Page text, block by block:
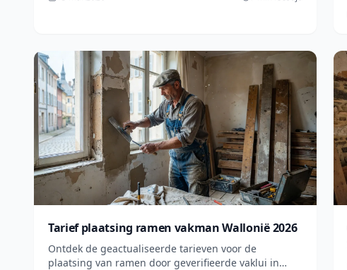
Tarief plaatsing ramen vakman Wallonië 2026
Ontdek de geactualiseerde tarieven voor de
plaatsing van ramen door geverifieerde vaklui in